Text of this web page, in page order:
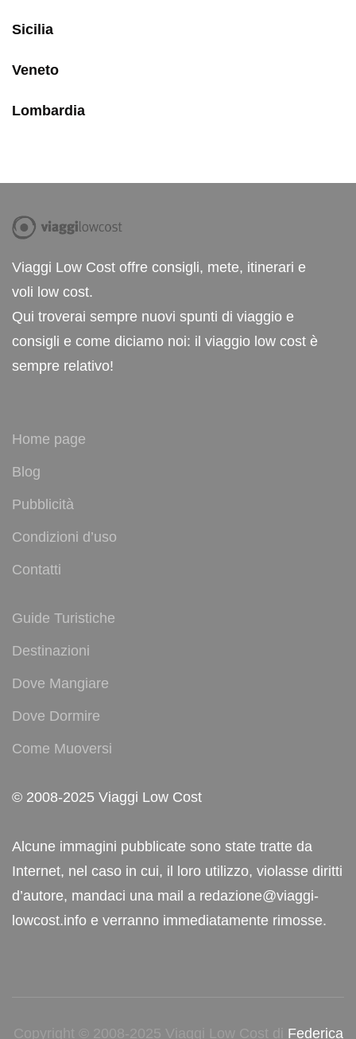
Sicilia
Veneto
Lombardia
Viaggi Low Cost offre consigli, mete, itinerari e
voli low cost.
Qui troverai sempre nuovi spunti di viaggio e
consigli e come diciamo noi: il viaggio low cost è
sempre relativo!
Home page
Blog
Pubblicità
Condizioni d’uso
Contatti
Guide Turistiche
Destinazioni
Dove Mangiare
Dove Dormire
Come Muoversi
© 2008-2025 Viaggi Low Cost
Alcune immagini pubblicate sono state tratte da
Internet, nel caso in cui, il loro utilizzo, violasse diritti
d’autore, mandaci una mail a redazione@viaggi-
lowcost.info e verranno immediatamente rimosse.
Copyright © 2008-2025 Viaggi Low Cost di Federica